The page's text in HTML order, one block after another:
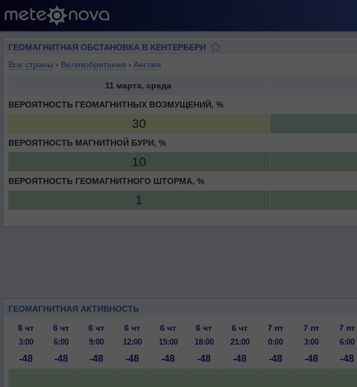
ГЕОМАГНИТНАЯ ОБСТАНОВКА В КЕНТЕРБЕРИ
Все страны › Великобритания › Англия
11 марта, среда
ВЕРОЯТНОСТЬ ГЕОМАГНИТНЫХ ВОЗМУЩЕНИЙ, %
30
ВЕРОЯТНОСТЬ МАГНИТНОЙ БУРИ, %
10
ВЕРОЯТНОСТЬ ГЕОМАГНИТНОГО ШТОРМА, %
1
ГЕОМАГНИТНАЯ АКТИВНОСТЬ
6 чт
6 чт 6 чт 6 чт 6 чт 6 чт 6 чт 7 пт 7 пт 7 пт
3:00 6:00 9:00 12:00 15:00 18:00 21:00 0:00 3:00 6:00
-48 -48 -48 -48 -48 -48 -48 -48 -48 -48